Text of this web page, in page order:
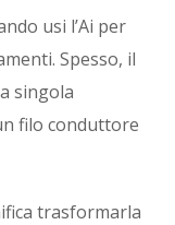
usi l’Ai per
Spesso, il
singola
filo conduttore
trasformarla